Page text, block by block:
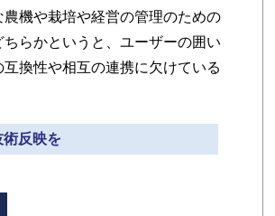
機や栽培や経営の管理のための
らかというと、ユーザーの囲い
換性や相互の連携に欠けている
反映を